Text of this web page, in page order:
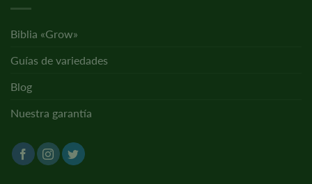
Biblia «Grow»
Guías de variedades
Blog
Nuestra garantía